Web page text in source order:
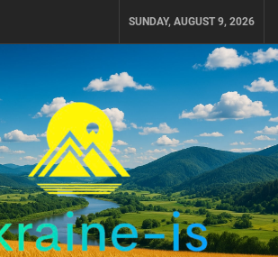
SUNDAY, AUGUST 9, 2026